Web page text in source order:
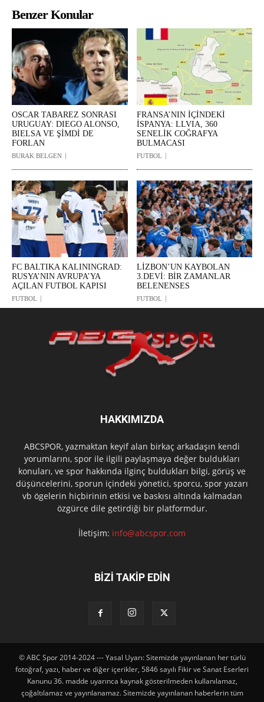
Benzer Konular
OSCAR TABAREZ SONRASI
URUGUAY: DIEGO ALONSO,
BIELSA VE ŞİMDİ DE
FORLAN
BURAK BELGEN
FRANSA’NIN İÇİNDEKİ
İSPANYA: LLVIA, 360
SENELİK COĞRAFYA
BULMACASI
FUTBOL
FC BALTIKA KALININGRAD:
RUSYA’NIN AVRUPA’YA
AÇILAN FUTBOL KAPISI
FUTBOL
LİZBON’UN KAYBOLAN
3.DEVİ: BİR ZAMANLAR
BELENENSES
FUTBOL
HAKKIMIZDA
ABCSPOR, yazmaktan keyif alan birkaç arkadaşın kendi
yorumlarını, spor ile ilgili paylaşmaya değer buldukları
konuları, ve spor hakkında ilginç buldukları bilgi, görüş ve
düşüncelerini, sporun içindeki yönetici, sporcu, spor yazarı
vb ögelerin hiçbirinin etkisi ve baskısı altında kalmadan
özgürce dile getirdiği bir platformdur.
İletişim: info@abcspor.com
BİZİ TAKİP EDİN
© ABC Spor 2014-2024 --- Yasal Uyarı: Sitemizde yayınlanan her türlü
fotoğraf, yazı, haber ve diğer içerikler, 5846 sayılı Fikir ve Sanat Eserleri
Kanunu 36. madde uyarınca kaynak gösterilmeden kullanılamaz,
çoğaltılamaz ve yayınlanamaz. Sitemizde yayınlanan haberlerin tüm